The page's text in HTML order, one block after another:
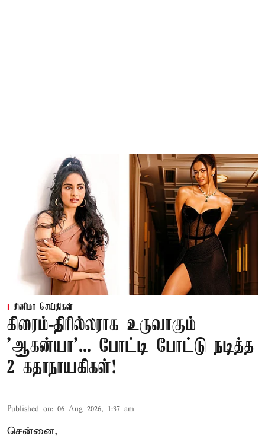
சினிமா செய்திகள்
கிரைம்-திரில்லராக உருவாகும்
'ஆகன்யா'... போட்டி போட்டு நடித்த
2 கதாநாயகிகள்!
Published on: 06 Aug 2026, 1:37 am
சென்னை,